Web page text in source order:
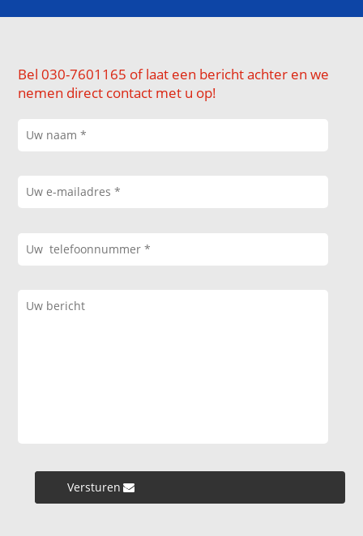
Bel 030-7601165 of laat een bericht achter en we
nemen direct contact met u op!
Versturen »